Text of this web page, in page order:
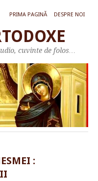
PRIMA PAGINĂ DESPRE NOI
cuvinte de folos…
: